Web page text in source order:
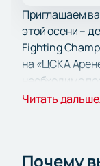
Приглашаем
этой осени –
Fighting
на «ЦСКА
необходимо
спортом и
«Кыргыз»
Читать
Почему